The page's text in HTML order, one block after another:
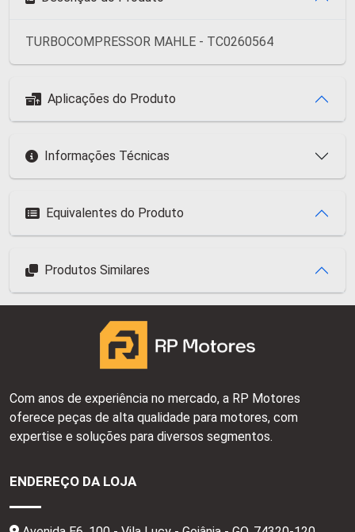
TURBOCOMPRESSOR MAHLE - TC0260564
Aplicações do Produto
Informações Técnicas
Equivalentes do Produto
Produtos Similares
Com anos de experiência no mercado, a RP Motores
oferece peças de alta qualidade para motores, com
expertise e soluções para diversos segmentos.
ENDEREÇO DA LOJA